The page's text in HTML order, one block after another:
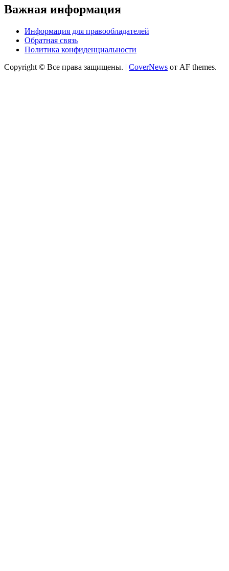
Важная информация
Информация для правообладателей
Обратная связь
Политика конфиденциальности
Copyright © Все права защищены. | CoverNews от AF themes.